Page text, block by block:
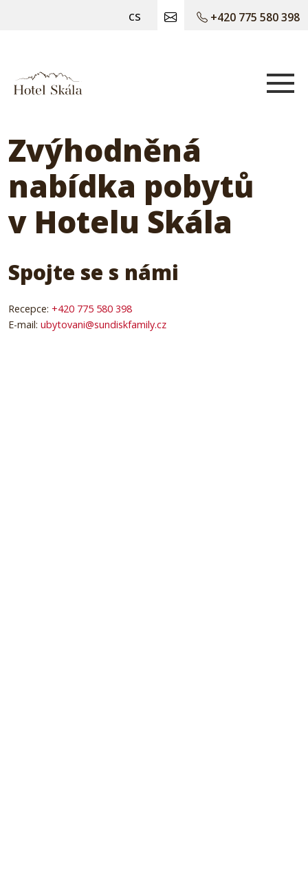
+420 775 580 398
cs
Zvýhodněná
nabídka pobytů
v Hotelu Skála
Spojte se s námi
Recepce: +420 775 580 398
E-mail: ubytovani@sundiskfamily.cz